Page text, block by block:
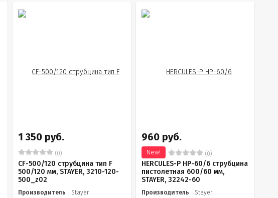
1 350 руб.
(0)
CF-500/120 струбцина тип F
500/120 мм, STAYER, 3210-120-
500_z02
Производитель
Stayer
960 руб.
New! (0)
HERCULES-P HP-60/6 струбцина
пистолетная 600/60 мм,
STAYER, 32242-60
Производитель
Stayer